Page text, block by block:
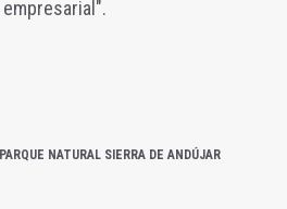
PARQUE NATURAL SIERRA DE ANDÚJAR